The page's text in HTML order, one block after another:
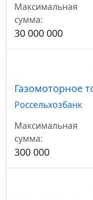
Максимальная
сумма:
30 000 000
Газомоторное
Россельхозбанк
Максимальная
сумма:
300 000